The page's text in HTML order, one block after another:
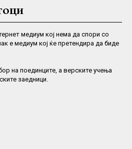
медиум кој нема да спори со
е медиум кој ќе претендира да биде
на поединците, а верските учења
заедници.